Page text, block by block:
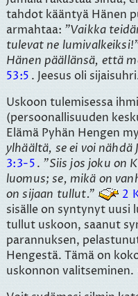
tahdot kääntyä Hänen
armahtaa:
Vaikka
tulevat ne lumivalkeiksi!
Hänen päällänsä, että
53:5 . Jeesus oli
Uskoon tulemisessa
(persoonallisuuden
Elämä Pyhän Hengen
ylhäältä, se ei voi
3:3-5.
Siis jos joku on
luomus; se, mikä on
on sijaan tullut.
2
sisälle on syntynyt uusi
tullut uskoon, saanut
parannuksen,
Hengestä. Tämä on
uskonnon valitseminen.